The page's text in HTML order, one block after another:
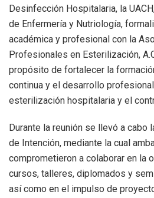
Desinfección Hospitalaria, la
de Enfermería y Nutriología,
académica y profesional con la
Profesionales en Esterilización,
propósito de fortalecer la
continua y el desarrollo
esterilización hospitalaria y el
Durante la reunión se llevó a cabo
de Intención, mediante la cual
comprometieron a colaborar en la
cursos, talleres, diplomados y
así como en el impulso de